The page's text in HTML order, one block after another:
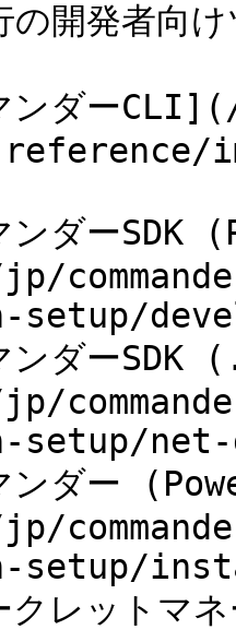
開発者向け
ダー
ダーSDK
ダーSDK
net-
ンダー
レットマネ